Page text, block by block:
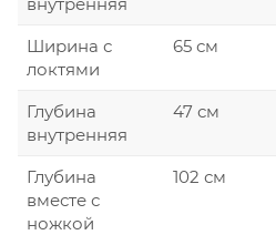
Ширина с
локтями
65 см
Глубина
внутренняя
47 см
Глубина
вместе с
ножкой
102 см